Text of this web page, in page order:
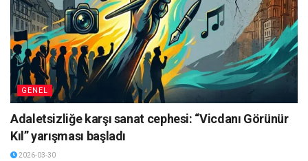
GENEL
Adaletsizliğe karşı sanat cephesi: “Vicdanı Görünür
Kıl” yarışması başladı
2026-03-30